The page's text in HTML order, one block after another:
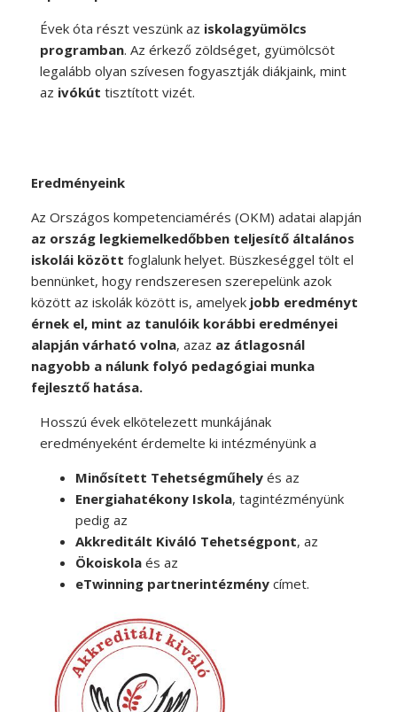
Évek óta részt veszünk az iskolagyümölcs
programban. Az érkező zöldséget, gyümölcsöt
legalább olyan szívesen fogyasztják diákjaink, mint
az ivókút tisztított vizét.
Eredményeink
Az Országos kompetenciamérés (OKM) adatai alapján
az ország legkiemelkedőbben teljesítő általános
iskolái között foglalunk helyet. Büszkeséggel tölt el
bennünket, hogy rendszeresen szerepelünk azok
között az iskolák között is, amelyek jobb eredményt
érnek el, mint az tanulóik korábbi eredményei
alapján várható volna, azaz az átlagosnál
nagyobb a nálunk folyó pedagógiai munka
fejlesztő hatása.
Hosszú évek elkötelezett munkájának
eredményeként érdemelte ki intézményünk a
Minősített Tehetségműhely és az
Energiahatékony Iskola, tagintézményünk
pedig az
Akkreditált Kiváló Tehetségpont, az
Ökoiskola és az
eTwinning partnerintézmény címet.